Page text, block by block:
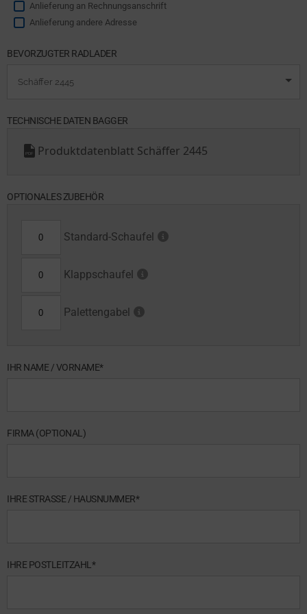
Anlieferung an Rechnungsanschrift
Anlieferung andere Adresse
BEVORZUGTER RADLADER
TECHNISCHE DATEN BAGGER
PDF Produktdatenblatt Schäffer 2445
OPTIONALES ZUBEHÖR
Standard-Schaufel
Klappschaufel
Palettengabel
IHR NAME / VORNAME*
FIRMA (OPTIONAL)
IHRE STRASSE / HAUSNUMMER*
IHRE POSTLEITZAHL*